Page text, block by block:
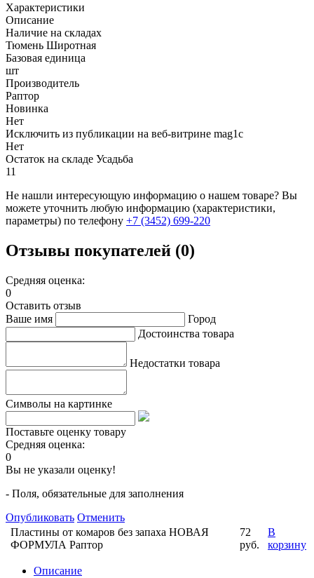
Характеристики
Описание
Наличие на складах
Тюмень Широтная
Базовая единица
шт
Производитель
Раптор
Новинка
Нет
Исключить из публикации на веб-витрине mag1c
Нет
Остаток на складе Усадьба
11
Не нашли интересующую информацию о нашем товаре? Вы
можете уточнить любую информацию (характеристики,
параметры) по телефону +7 (3452) 699-220
Отзывы покупателей (0)
Средняя оценка:
0
Оставить отзыв
Ваше имя
Город
Достоинства товара
Недостатки товара
Символы на картинке
Поставьте оценку товару
Средняя оценка:
0
Вы не указали оценку!
- Поля, обязательные для заполнения
Опубликовать Отменить
Пластины от комаров без запаха НОВАЯ
ФОРМУЛА Раптор
72
руб.
В
корзину
Описание